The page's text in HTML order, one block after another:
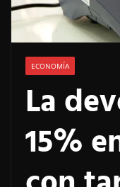
ECONOMÍA
La
15%